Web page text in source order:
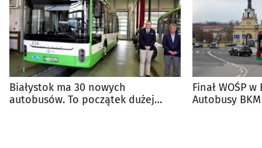
Białystok ma 30 nowych
autobusów. To początek dużej
Finał WOŚP
Autobusy